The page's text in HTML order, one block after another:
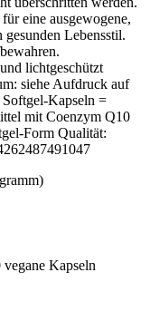
eine ausgewogene,
Lebensstil.
lichtgeschützt
siehe Aufdruck auf
Kapseln =
mit Coenzym Q10
Form Qualität: